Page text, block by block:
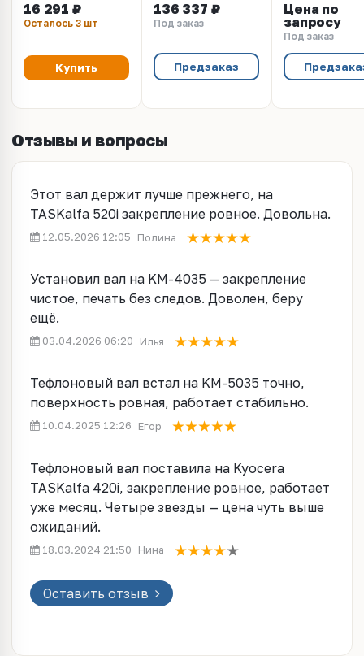
16 291 ₽
Осталось 3 шт
Купить
136 337 ₽
Под заказ
Предзаказ
Цена по
запросу
Под заказ
Отзывы и вопросы
Этот вал держит лучше прежнего, на
TASKalfa 520i закрепление ровное. Довольна.
12.05.2026 12:05 Полина
Установил вал на KM-4035 — закрепление
чистое, печать без следов. Доволен, беру
ещё.
03.04.2026 06:20 Илья
Тефлоновый вал встал на KM-5035 точно,
поверхность ровная, работает стабильно.
10.04.2025 12:26 Егор
Тефлоновый вал поставила на Kyocera
TASKalfa 420i, закрепление ровное, работает
уже месяц. Четыре звезды — цена чуть выше
ожиданий.
18.03.2024 21:50 Нина
Оставить отзыв